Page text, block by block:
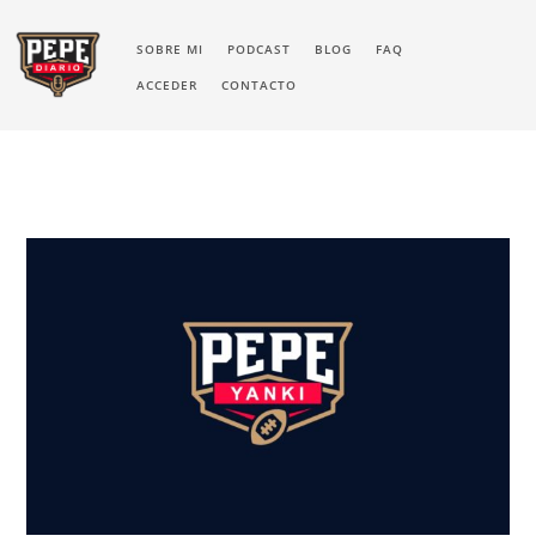
SOBRE MI PODCAST BLOG FAQ
ACCEDER CONTACTO